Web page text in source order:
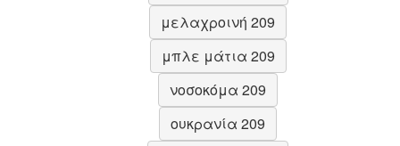
μελαχροινή 209
μπλε μάτια 209
νοσοκόμα 209
ουκρανία 209